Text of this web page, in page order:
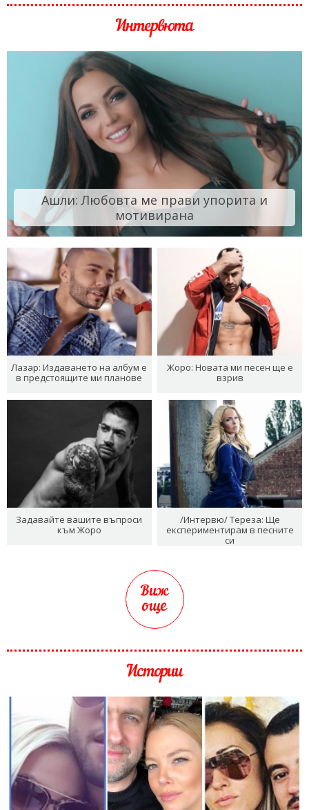
Интервюта
Ашли: Любовта ме прави упорита и
мотивирана
Лазар: Издаването на албум е
в предстоящите ми планове
Жоро: Новата ми песен ще е
взрив
Задавайте вашите въпроси
към Жоро
/Интервю/ Тереза: Ще
експериментирам в песните
си
Виж
още
Истории